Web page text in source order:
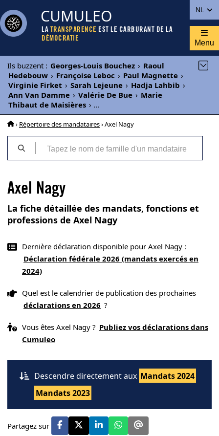
NL
CUMULEO
LA TRANSPARENCE EST LE CARBURANT DE LA
DÉMOCRATIE
Menu
Ils buzzent : Georges-Louis Bouchez › Raoul
Hedebouw › Françoise Leboc › Paul Magnette ›
Virginie Firket › Sarah Lejeune › Hadja Lahbib ›
Ann Van Damme › Valérie De Bue › Marie
Thibaut de Maisières › ...
› Répertoire des mandataires› Axel Nagy
Axel Nagy
La fiche détaillée des mandats, fonctions et
professions de Axel Nagy
Dernière déclaration disponible pour Axel Nagy :
Déclaration fédérale 2026 (mandats exercés en
2024)
Quel est le calendrier de publication des prochaines
déclarations en 2026 ?
Vous êtes Axel Nagy ? Publiez vos déclarations dans
Cumuleo
Descendre directement aux Mandats 2024
Mandats 2023
Partagez sur